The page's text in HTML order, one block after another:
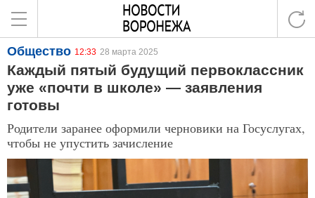
Общество 12:33 28 марта 2025
Каждый пятый будущий первоклассник
уже «почти в школе» — заявления
готовы
Родители заранее оформили черновики на Госуслугах,
чтобы не упустить зачисление